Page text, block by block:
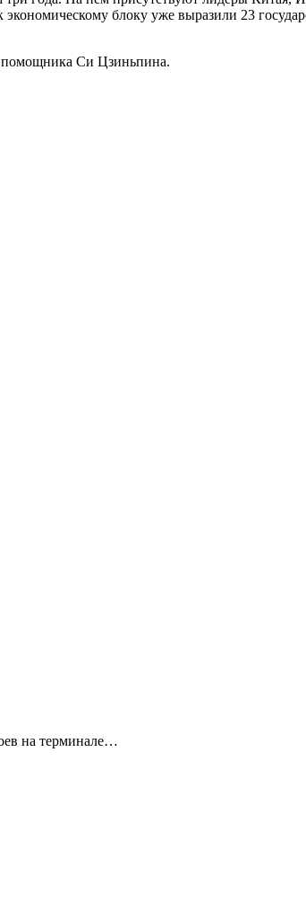
блоку уже выразили 23
помощника Си Цзиньпина.
на терминале…